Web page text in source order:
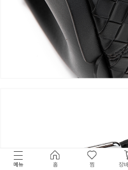
메뉴 홈 찜 장